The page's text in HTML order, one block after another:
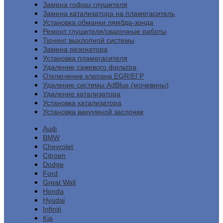
Замена гофры глушителя
Замена катализатора на пламегаситель
Установка обманки лямбда-зонда
Ремонт глушителя/сварочные работы
Тюнинг выхлопной системы
Замена резонатора
Установка пламегасителя
Удаление сажевого фильтра
Отключение клапана EGR/ЕГР
Удаление системы AdBlue (мочевины)
Удаление катализатора
Установка катализатора
Установка вакуумной заслонки
Audi
BMW
Chevrolet
Citroen
Dodge
Ford
Great Wall
Honda
Hyudai
Infiniti
Kia